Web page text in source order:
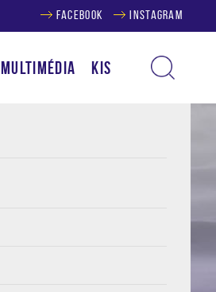
FACEBOOK INSTAGRAM
MULTIMÉDIA KIS